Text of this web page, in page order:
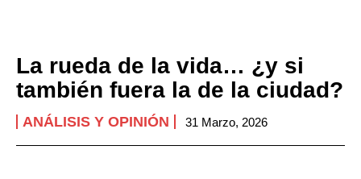
La rueda de la vida… ¿y si
también fuera la de la ciudad?
ANÁLISIS Y OPINIÓN 31 Marzo, 2026